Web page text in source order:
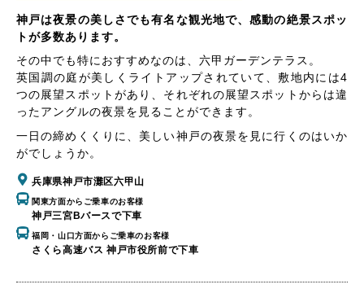
神戸は夜景の美しさでも有名な観光地で、感動の絶景スポッ
トが多数あります。
その中でも特におすすめなのは、六甲ガーデンテラス。
英国調の庭が美しくライトアップされていて、敷地内には4
つの展望スポットがあり、それぞれの展望スポットからは違
ったアングルの夜景を見ることができます。
一日の締めくくりに、美しい神戸の夜景を見に行くのはいか
がでしょうか。
兵庫県神戸市灘区六甲山
関東方面からご乗車のお客様
神戸三宮Bバースで下車
福岡・山口方面からご乗車のお客様
さくら高速バス 神戸市役所前で下車